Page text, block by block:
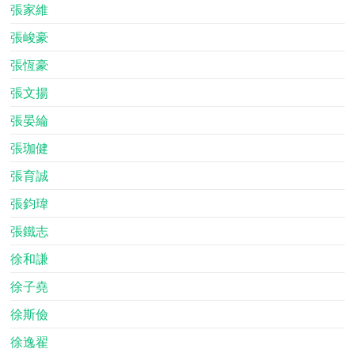
張家維
張峻豪
張恆豪
張文揚
張晏綸
張珈健
張育誠
張鈞瑋
張鐵志
徐和謙
徐子堯
徐斯儉
徐逸翟